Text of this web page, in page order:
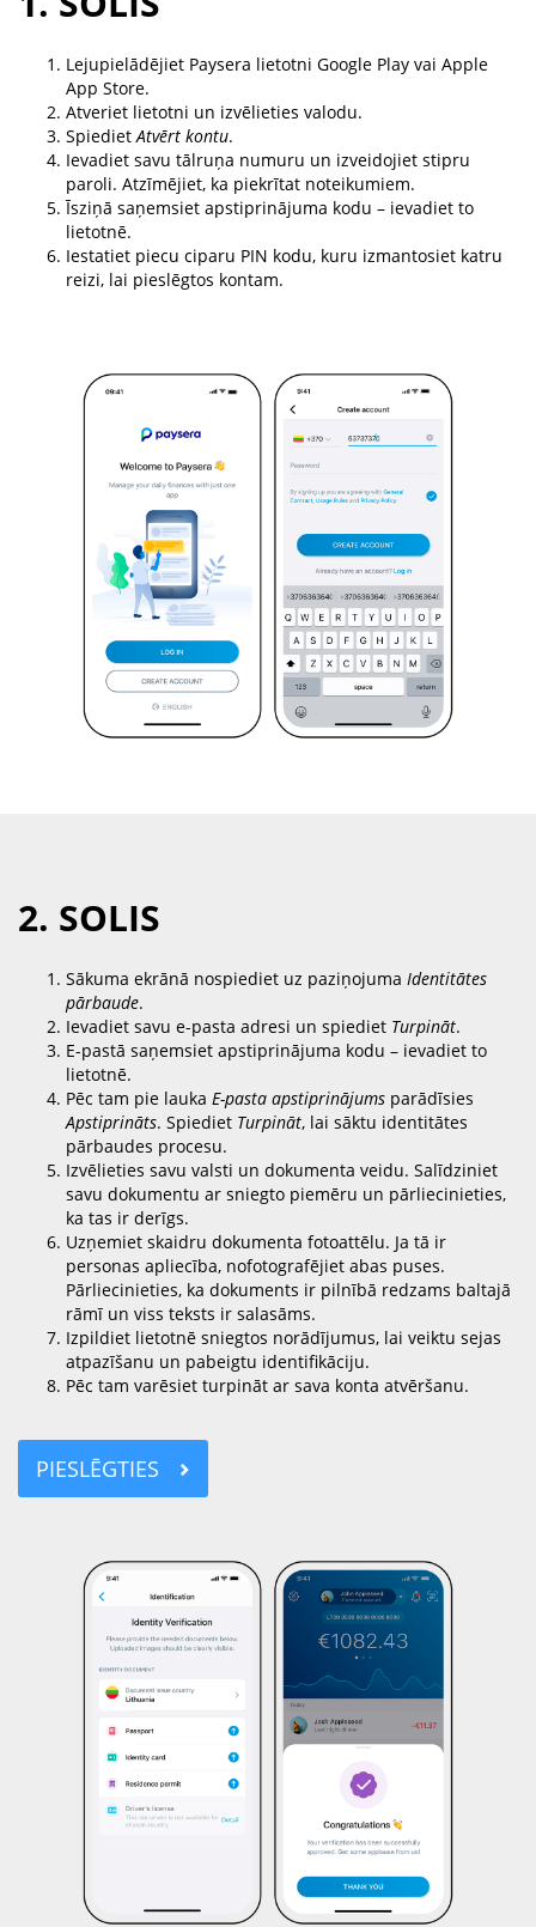
Lejupielādējiet Paysera lietotni Google Play vai Apple
App Store.
Atveriet lietotni un izvēlieties valodu.
SpiedietAtvērt kontu.
Ievadiet savu tālruņa numuru un izveidojiet stipru
paroli. Atzīmējiet, ka piekrītat noteikumiem.
Īsziņā saņemsiet apstiprinājuma kodu – ievadiet to
lietotnē.
Iestatiet piecu ciparu PIN kodu, kuru izmantosiet katru
reizi, lai pieslēgtos kontam.
2. SOLIS
Sākuma ekrānā nospiediet uz paziņojuma Identitātes
pārbaude.
Ievadiet savu e-pasta adresi un spiediet Turpināt.
E-pastā saņemsiet apstiprinājuma kodu – ievadiet to
lietotnē.
Pēc tam pie lauka E-pasta apstiprinājums parādīsies
Apstiprināts. Spiediet Turpināt, lai sāktu identitātes
pārbaudes procesu.
Izvēlieties savu valsti un dokumenta veidu. Salīdziniet
savu dokumentu ar sniegto piemēru un pārliecinieties,
ka tas ir derīgs.
Uzņemiet skaidru dokumenta fotoattēlu. Ja tā ir
personas apliecība, nofotografējiet abas puses.
Pārliecinieties, ka dokuments ir pilnībā redzams baltajā
rāmī un viss teksts ir salasāms.
Izpildiet lietotnē sniegtos norādījumus, lai veiktu sejas
atpazīšanu un pabeigtu identifikāciju.
Pēc tam varēsiet turpināt ar sava konta atvēršanu.
PIESLĒGTIES